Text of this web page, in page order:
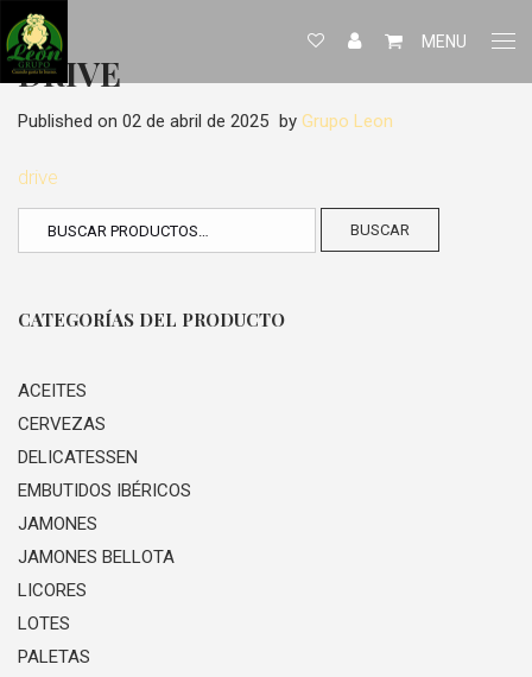
MENU
DRIVE
Published on 02 de abril de 2025 by Grupo Leon
drive
BUSCAR
CATEGORÍAS DEL PRODUCTO
ACEITES
CERVEZAS
DELICATESSEN
EMBUTIDOS IBÉRICOS
JAMONES
JAMONES BELLOTA
LICORES
LOTES
PALETAS